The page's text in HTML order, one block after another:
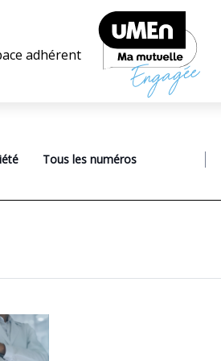
adhérent
Tous les numéros